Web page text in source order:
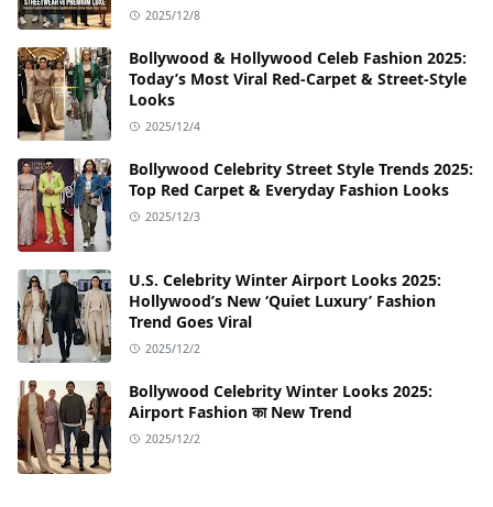
2025/12/8
Bollywood & Hollywood Celeb Fashion 2025:
Today’s Most Viral Red-Carpet & Street-Style
Looks
2025/12/4
Bollywood Celebrity Street Style Trends 2025:
Top Red Carpet & Everyday Fashion Looks
2025/12/3
U.S. Celebrity Winter Airport Looks 2025:
Hollywood’s New ‘Quiet Luxury’ Fashion
Trend Goes Viral
2025/12/2
Bollywood Celebrity Winter Looks 2025:
Airport Fashion का New Trend
2025/12/2